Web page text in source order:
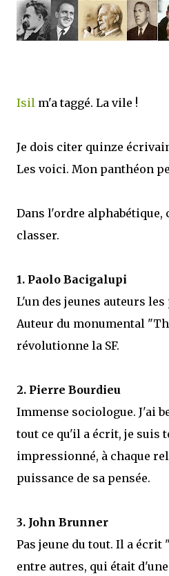
que Thomas connaissait et appréciait
ne connaissait pas, habitée par la
une ville pleine de mystères et de vieilles
Isil m'a taggé. La vile !
Je dois citer quinze
Les voici. Mon panthéon
Dans l'ordre alphabétique,
classer.
1. Paolo Bacigalupi
L'un des jeunes auteurs
Auteur du monumental
révolutionne la SF.
2. Pierre Bourdieu
Immense sociologue. J'ai
tout ce qu'il a écrit, je suis
impressionné, à chaque
puissance de sa pensée.
3. John Brunner
Pas jeune du tout. Il a écrit
entre autres, qui était